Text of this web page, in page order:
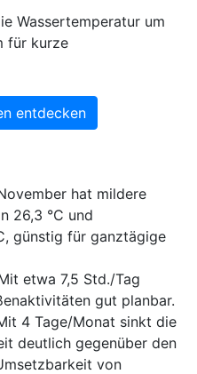
Wassertemperatur um
für kurze
entdecken
hat mildere
26,3 °C und
günstig für ganztägige
etwa 7,5 Std./Tag
gut planbar.
4 Tage/Monat sinkt die
deutlich gegenüber den
von